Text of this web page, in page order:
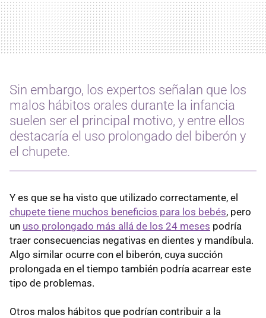
Sin embargo, los expertos señalan que los
malos hábitos orales durante la infancia
suelen ser el principal motivo, y entre ellos
destacaría el uso prolongado del biberón y
el chupete.
Y es que se ha visto que utilizado correctamente, el
chupete tiene muchos beneficios para los bebés, pero
un uso prolongado más allá de los 24 meses podría
traer consecuencias negativas en dientes y mandíbula.
Algo similar ocurre con el biberón, cuya succión
prolongada en el tiempo también podría acarrear este
tipo de problemas.
Otros malos hábitos que podrían contribuir a la